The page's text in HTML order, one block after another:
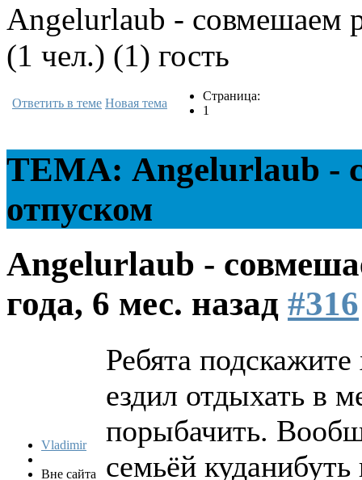
Angelurlaub - совмешаем
(1 чел.) (1) гость
Ответить в теме Новая тема
Страница:
1
ТЕМА: Angelurlaub -
отпуском
Angelurlaub -
года, 6 мес. назад #316
Vladimir
Вне сайта
Ребята
ездил отдыхать в
порыбачить.
семьёй